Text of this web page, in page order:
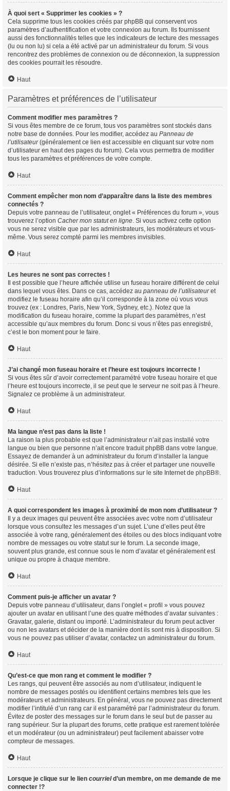
À quoi sert « Supprimer les cookies » ?
Cela supprime tous les cookies créés par phpBB qui conservent vos
paramètres d’authentification et votre connexion au forum. Ils fournissent
aussi des fonctionnalités telles que les indicateurs de lecture des messages
(lu ou non lu) si cela a été activé par un administrateur du forum. Si vous
rencontrez des problèmes de connexion ou de déconnexion, la suppression
des cookies pourrait les résoudre.
Haut
Paramètres et préférences de l’utilisateur
Comment modifier mes paramètres ?
Si vous êtes membre de ce forum, tous vos paramètres sont stockés dans
notre base de données. Pour les modifier, accédez au Panneau de
l’utilisateur(généralement ce lien est accessible en cliquant sur votre nom
d’utilisateur en haut des pages du forum). Cela vous permettra de modifier
tous les paramètres et préférences de votre compte.
Haut
Comment empêcher mon nom d’apparaître dans la liste des membres
connectés ?
Depuis votre panneau de l’utilisateur, onglet « Préférences du forum », vous
trouverez l’option Cacher mon statut en ligne. Si vous activez cette option
vous ne serez visible que par les administrateurs, les modérateurs et vous-
même. Vous serez compté parmi les membres invisibles.
Haut
Les heures ne sont pas correctes !
Il est possible que l’heure affichée utilise un fuseau horaire différent de celui
dans lequel vous êtes. Dans ce cas, accédez au panneau de l’utilisateuret
modifiez le fuseau horaire afin qu’il corresponde à la zone où vous vous
trouvez (ex : Londres, Paris, New York, Sydney, etc.). Notez que la
modification du fuseau horaire, comme la plupart des paramètres, n’est
accessible qu’aux membres du forum. Donc si vous n’êtes pas enregistré,
c’est le bon moment pour le faire.
Haut
J’ai changé mon fuseau horaire et l’heure est toujours incorrecte !
Si vous êtes sûr d’avoir correctement paramétré votre fuseau horaire et que
l’heure est toujours incorrecte, il se peut que le serveur ne soit pas à l’heure.
Signalez ce problème à un administrateur.
Haut
Ma langue n’est pas dans la liste !
La raison la plus probable est que l’administrateur n’ait pas installé votre
langue ou bien que personne n’ait encore traduit phpBB dans votre langue.
Essayez de demander à un administrateur du forum d’installer la langue
désirée. Si elle n’existe pas, n’hésitez pas à créer et partager une nouvelle
traduction. Vous trouverez plus d’informations sur le site Internet de phpBB®.
Haut
A quoi correspondent les images à proximité de mon nom d’utilisateur ?
Il y a deux images qui peuvent être associées avec votre nom d’utilisateur
lorsque vous consultez les messages d’un sujet. L’une d’elles peut être
associée à votre rang, généralement des étoiles ou des blocs indiquant votre
nombre de messages ou votre statut sur le forum. La seconde image,
souvent plus grande, est connue sous le nom d’avatar et généralement est
unique ou propre à chaque membre.
Haut
Comment puis-je afficher un avatar ?
Depuis votre panneau d’utilisateur, dans l’onglet « profil » vous pouvez
ajouter un avatar en utilisant l’une des quatre méthodes d’avatar suivantes :
Gravatar, galerie, distant ou importé. L’administrateur du forum peut activer
ou non les avatars et décider de la manière dont ils sont mis à disposition. Si
vous ne pouvez pas utiliser d’avatar, contactez un administrateur du forum.
Haut
Qu’est-ce que mon rang et comment le modifier ?
Les rangs, qui peuvent être associés au nom d’utilisateur, indiquent le
nombre de messages postés ou identifient certains membres tels que les
modérateurs et administrateurs. En général, vous ne pouvez pas directement
modifier l’intitulé d’un rang car il est paramétré par l’administrateur du forum.
Évitez de poster des messages sur le forum dans le seul but de passer au
rang supérieur. Sur la plupart des forums, cette pratique est rarement tolérée
et un modérateur (ou un administrateur) peut facilement abaisser votre
compteur de messages.
Haut
Lorsque je clique sur le lien courrield’un membre, on me demande de me
connecter !?